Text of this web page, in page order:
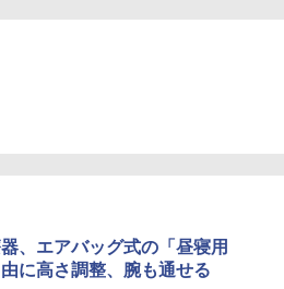
、エアバッグ式の「昼寝用
に高さ調整、腕も通せる